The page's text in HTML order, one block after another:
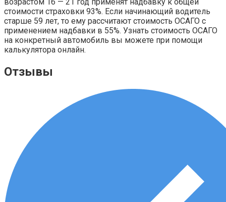
стоимости страховки 93%. Если начинающий водитель
старше 59 лет, то ему рассчитают стоимость ОСАГО с
применением надбавки в 55%. Узнать стоимость ОСАГО
на конкретный автомобиль вы можете при помощи
калькулятора онлайн.
Отзывы